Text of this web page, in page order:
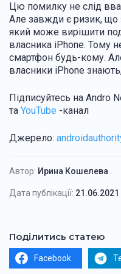
Цю помилку не слід
Але завжди є ризик, що
який може вирішити
власника iPhone. Тому
смартфон будь-кому.
власники iPhone
Підписуйтесь на Andro
та YouTube -канал
Джерело:
Автор: Ирина Кошелева
Дата публікації: 21.06.2021
Поділитись статею
Facebook